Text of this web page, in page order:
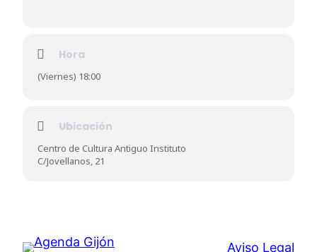
Hora
(Viernes) 18:00
Ubicación
Centro de Cultura Antiguo Instituto
C/Jovellanos, 21
Aviso Legal